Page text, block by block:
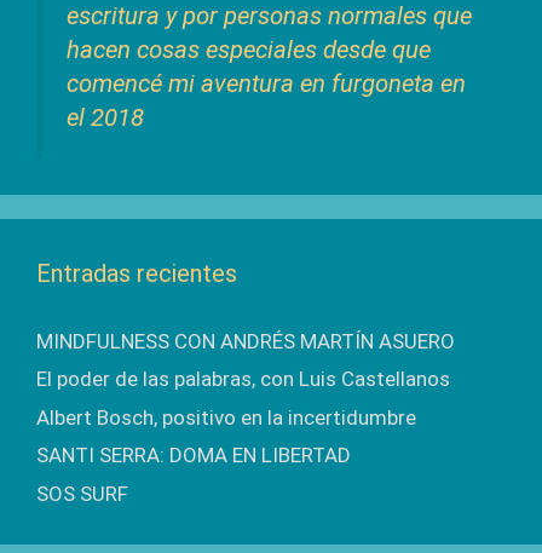
escritura y por personas normales que
hacen cosas especiales desde que
comencé mi aventura en furgoneta en
el 2018
Entradas recientes
MINDFULNESS CON ANDRÉS MARTÍN ASUERO
El poder de las palabras, con Luis Castellanos
Albert Bosch, positivo en la incertidumbre
SANTI SERRA: DOMA EN LIBERTAD
SOS SURF